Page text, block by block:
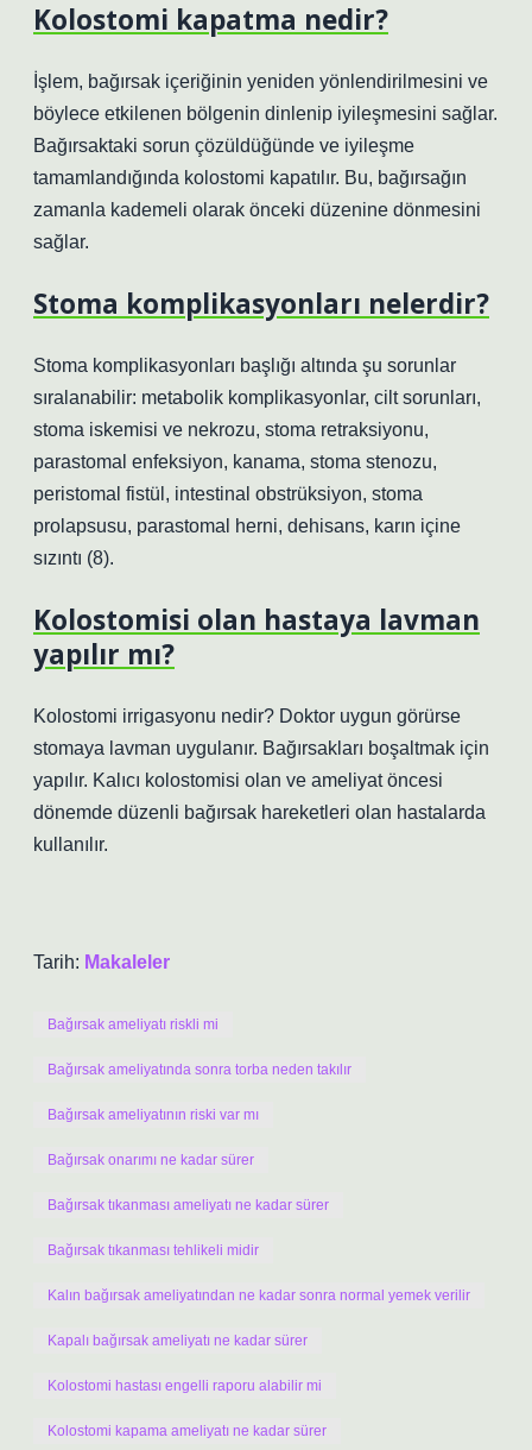
Kolostomi kapatma nedir?
İşlem, bağırsak içeriğinin yeniden yönlendirilmesini ve
böylece etkilenen bölgenin dinlenip iyileşmesini sağlar.
Bağırsaktaki sorun çözüldüğünde ve iyileşme
tamamlandığında kolostomi kapatılır. Bu, bağırsağın
zamanla kademeli olarak önceki düzenine dönmesini
sağlar.
Stoma komplikasyonları nelerdir?
Stoma komplikasyonları başlığı altında şu sorunlar
sıralanabilir: metabolik komplikasyonlar, cilt sorunları,
stoma iskemisi ve nekrozu, stoma retraksiyonu,
parastomal enfeksiyon, kanama, stoma stenozu,
peristomal fistül, intestinal obstrüksiyon, stoma
prolapsusu, parastomal herni, dehisans, karın içine
sızıntı (8).
Kolostomisi olan hastaya lavman
yapılır mı?
Kolostomi irrigasyonu nedir? Doktor uygun görürse
stomaya lavman uygulanır. Bağırsakları boşaltmak için
yapılır. Kalıcı kolostomisi olan ve ameliyat öncesi
dönemde düzenli bağırsak hareketleri olan hastalarda
kullanılır.
Tarih: Makaleler
Bağırsak ameliyatı riskli mi
Bağırsak ameliyatında sonra torba neden takılır
Bağırsak ameliyatının riski var mı
Bağırsak onarımı ne kadar sürer
Bağırsak tıkanması ameliyatı ne kadar sürer
Bağırsak tıkanması tehlikeli midir
Kalın bağırsak ameliyatından ne kadar sonra normal yemek verilir
Kapalı bağırsak ameliyatı ne kadar sürer
Kolostomi hastası engelli raporu alabilir mi
Kolostomi kapama ameliyatı ne kadar sürer